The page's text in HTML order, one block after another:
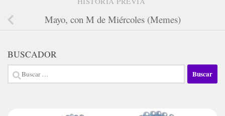
Mayo, con M de Miércoles (Memes)
BUSCADOR
Buscar: